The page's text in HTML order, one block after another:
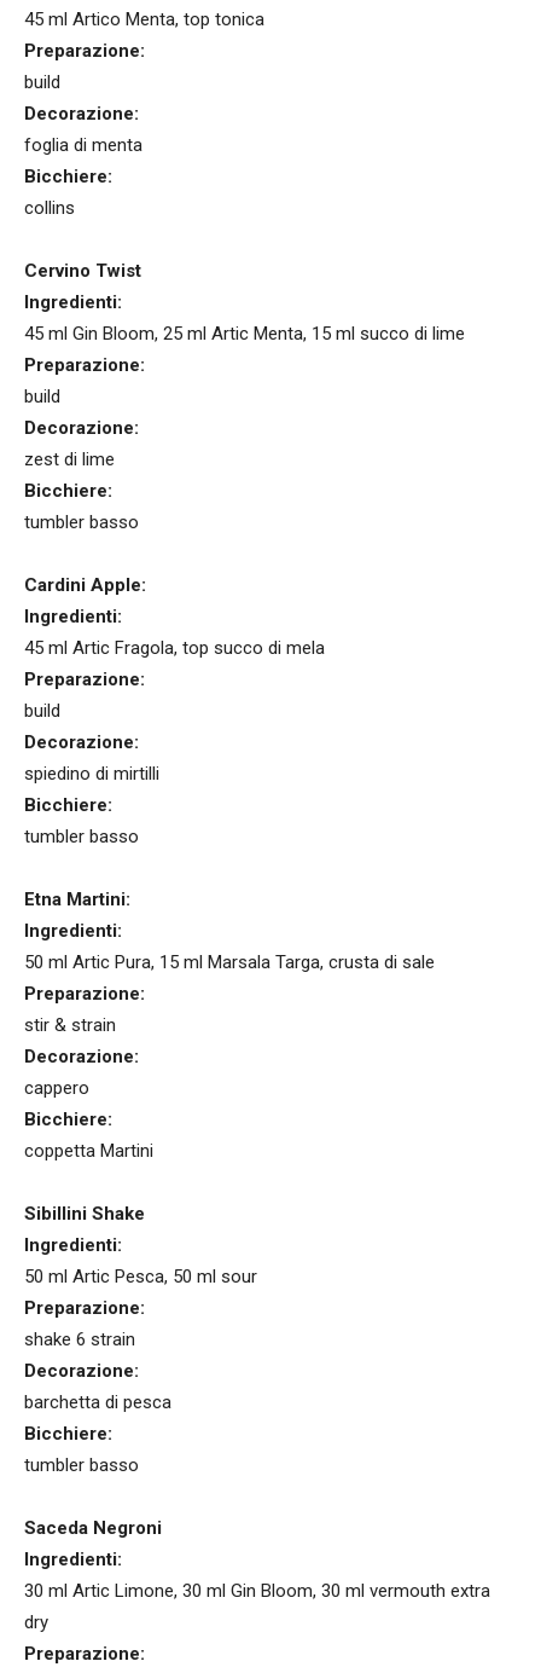
45 ml Artico Menta, top tonica
Preparazione:
build
Decorazione:
foglia di menta
Bicchiere:
collins
Cervino Twist
Ingredienti:
45 ml Gin Bloom, 25 ml Artic Menta, 15 ml succo di lime
Preparazione:
build
Decorazione:
zest di lime
Bicchiere:
tumbler basso
Cardini Apple:
Ingredienti:
45 ml Artic Fragola, top succo di mela
Preparazione:
build
Decorazione:
spiedino di mirtilli
Bicchiere:
tumbler basso
Etna Martini:
Ingredienti:
50 ml Artic Pura, 15 ml Marsala Targa, crusta di sale
Preparazione:
stir & strain
Decorazione:
cappero
Bicchiere:
coppetta Martini
Sibillini Shake
Ingredienti:
50 ml Artic Pesca, 50 ml sour
Preparazione:
shake 6 strain
Decorazione:
barchetta di pesca
Bicchiere:
tumbler basso
Saceda Negroni
Ingredienti:
30 ml Artic Limone, 30 ml Gin Bloom, 30 ml vermouth extra
dry
Preparazione: